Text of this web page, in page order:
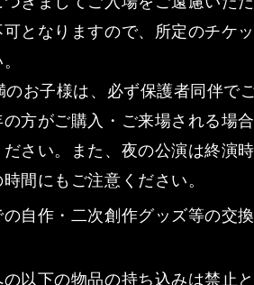
可となりますので、所定のチケ
のお子様は、必ず保護者同伴で
の方がご購入・ご来場される場
ださい。また、夜の公演は終演
間にもご注意ください。
の自作・二次創作グッズ等の交
の以下の物品の持ち込みは禁止